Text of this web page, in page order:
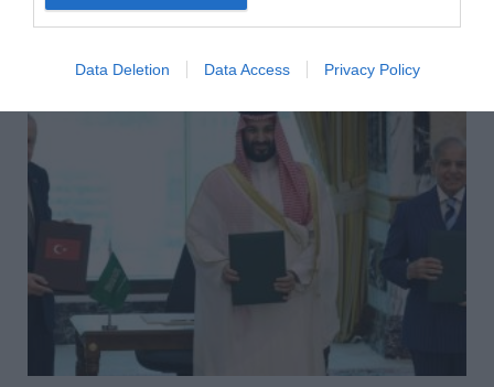
Data Deletion Data Access Privacy Policy
08 Αυγούστου 2026